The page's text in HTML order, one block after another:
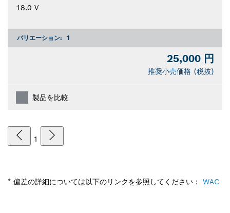
18.0 V
バリエーション: 1
25,000 円
推奨小売価格 (税抜)
製品を比較
1
* 偏差の詳細については以下のリンクを参照してください： WAC